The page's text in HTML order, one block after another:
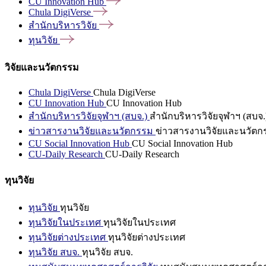
Chula DigiVerse
สำนักบริหารวิจัย
ทุนวิจัย
วิจัยและนวัตกรรม
Chula DigiVerse Chula DigiVerse
CU Innovation Hub CU Innovation Hub
สำนักบริหารวิจัยจุฬาฯ (สบจ.) สำนักบริหารวิจัยจุฬาฯ (สบจ
ข่าวสารงานวิจัยและนวัตกรรม ข่าวสารงานวิจัยและนวัตก
CU Social Innovation Hub CU Social Innovation Hub
CU-Daily Research CU-Daily Research
ทุนวิจัย
ทุนวิจัย ทุนวิจัย
ทุนวิจัยในประเทศ ทุนวิจัยในประเทศ
ทุนวิจัยต่างประเทศ ทุนวิจัยต่างประเทศ
ทุนวิจัย สบจ. ทุนวิจัย สบจ.